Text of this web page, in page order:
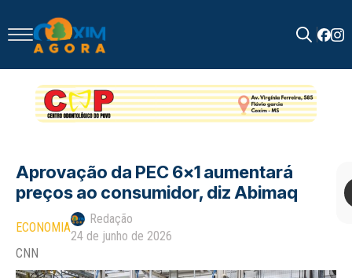
for:
Aprovação da PEC 6×1 aumentará
preços ao consumidor, diz Abimaq
ECONOMIA
Redação
24 de junho de 2026
CNN